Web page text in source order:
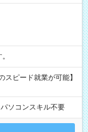
ピード就業が可能】
パソコンスキル不要